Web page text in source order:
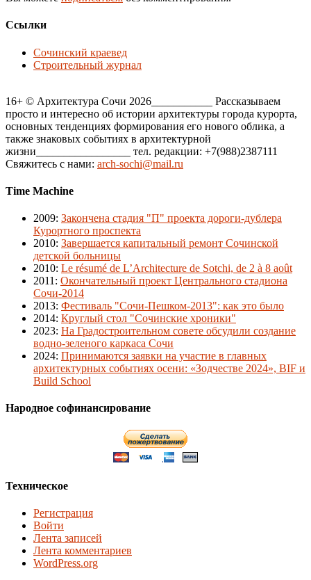
Ссылки
Сочинский краевед
Строительный журнал
16+ © Архитектура Сочи 2026___________ Рассказываем
просто и интересно об истории архитектуры города курорта,
основных тенденциях формирования его нового облика, а
также знаковых событиях в архитектурной
жизни_________________ тел. редакции: +7(988)2387111
Свяжитесь с нами: arch-sochi@mail.ru
Time Machine
2009: Закончена стадия "П" проекта дороги-дублера
Курортного проспекта
2010: Завершается капитальный ремонт Сочинской
детской больницы
2010: Le résumé de L’Architecture de Sotchi, de 2 à 8 août
2011 : Окончательный проект Центрального стадиона
Сочи-2014
2013: Фестиваль "Сочи-Пешком-2013": как это было
2014: Круглый стол "Сочинские хроники"
2023: На Градостроительном совете обсудили создание
водно-зеленого каркаса Сочи
2024: Принимаются заявки на участие в главных
архитектурных событиях осени: «Зодчестве 2024», BIF и
Build School
Народное софинансирование
Техническое
Регистрация
Войти
Лента записей
Лента комментариев
WordPress.org